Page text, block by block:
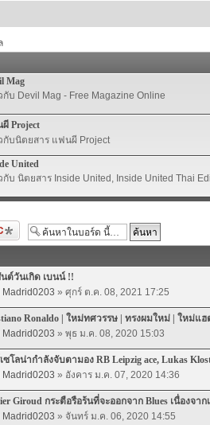
Mag
กับ Devil Mag - Free Magazine Online
Project
กับนิตยสาร แฟนผี Project
United
กับ นิตยสาร Inside United, Inside United Thai
ต์วันเกิด เบนน์ !!
Madrid0203 » ศุกร์ ต.ค. 08, 2021 17:25
Ronaldo | ใหม่ทศวรรษ | ทรงผมใหม่ | ใหม่แ
Madrid0203 » พุธ ม.ค. 08, 2020 15:03
ซโลน่ากำลังจับตามอง RB Leipzig ace, Lukas
Madrid0203 » อังคาร ม.ค. 07, 2020 14:36
Giroud กระตือรือร้นที่จะออกจาก Blues เนื่องจาก
Madrid0203 » จันทร์ ม.ค. 06, 2020 14:55